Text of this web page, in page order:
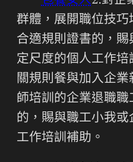
群體，展開職位技
合適規則證書的，
定尺度的個人工作培
關規則餐與加入企
師培訓的企業退職
的，賜與職工小我
工作培訓補助。